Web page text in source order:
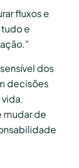
fluxos e
e
dos
decisões
mudar de